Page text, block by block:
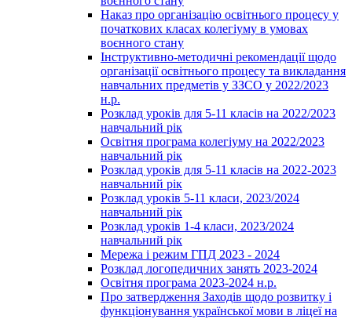
Наказ про організацію освітнього процесу у
початкових класах колегіуму в умовах
воєнного стану
Інструктивно-методичні рекомендації щодо
організації освітнього процесу та викладання
навчальних предметів у ЗЗСО у 2022/2023
н.р.
Розклад уроків для 5-11 класів на 2022/2023
навчальний рік
Освітня програма колегіуму на 2022/2023
навчальний рік
Розклад уроків для 5-11 класів на 2022-2023
навчальний рік
Розклад уроків 5-11 класи, 2023/2024
навчальний рік
Розклад уроків 1-4 класи, 2023/2024
навчальний рік
Мережа і режим ГПД 2023 - 2024
Розклад логопедичних занять 2023-2024
Освітня програма 2023-2024 н.р.
Про затвердження Заходів щодо розвитку і
функціонування української мови в ліцеї на